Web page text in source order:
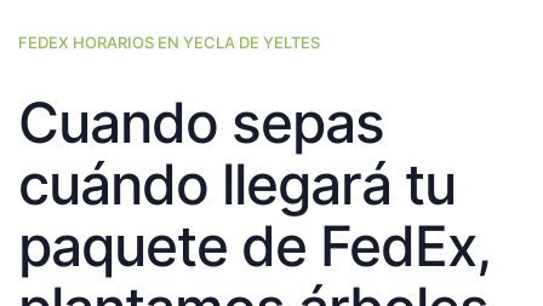
FEDEX HORARIOS EN YECLA DE YELTES
Cuando sepas
cuándo llegará tu
paquete de FedEx,